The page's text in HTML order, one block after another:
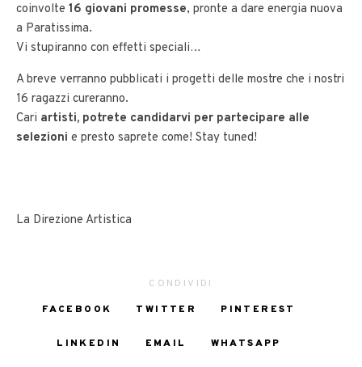
coinvolte 16 giovani promesse, pronte a dare energia nuova
a Paratissima.
Vi stupiranno con effetti speciali…
A breve verranno pubblicati i progetti delle mostre che i nostri
16 ragazzi cureranno.
Cari artisti, potrete candidarvi per partecipare alle
selezioni e presto saprete come! Stay tuned!
La Direzione Artistica
CONDIVIDI
FACEBOOK
TWITTER PINTEREST
LINKEDIN EMAIL WHATSAPP